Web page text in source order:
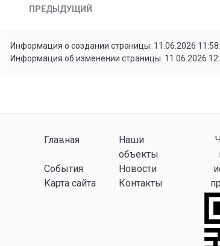
ПРЕДЫДУЩИЙ
Информация о создании страницы: 11.06.2026
Информация об изменении страницы: 11.06.2026
Главная
Наши
объекты
События
Новости
Карта сайта
Контакты